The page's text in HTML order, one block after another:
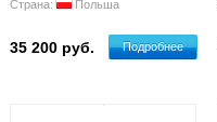
Страна:
Польша
35 200 руб. Подробнее